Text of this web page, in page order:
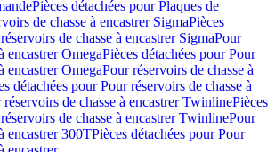
Pièces détachées pour Plaques de
de chasse à encastrer SigmaPièces
de chasse à encastrer SigmaPour
encastrer OmegaPièces détachées pour Pour
encastrer OmegaPour réservoirs de chasse à
détachées pour Pour réservoirs de chasse à
réservoirs de chasse à encastrer TwinlinePièces
de chasse à encastrer TwinlinePour
encastrer 300TPièces détachées pour Pour